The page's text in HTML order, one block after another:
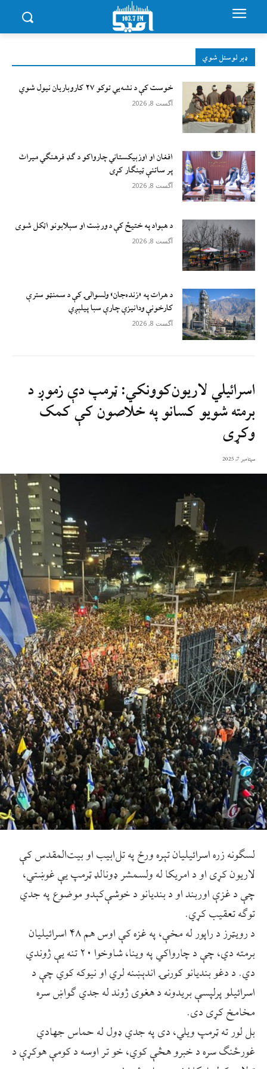
ډېر لوستل شوي
خوست کې د نشه‌يي توکو ۲۷ کاروباریان نیول شوي
آگست 8, 2026
افغان او اوزبیکستاني چارواکو د ګډ فرهنګي میراث
پر ساتنې ټینګار کړی
آگست 8, 2026
د هېواد په ختیځ کې د ورښت او سېلابونو اټکل شوی
آگست 8, 2026
د هرات په «زنده‌جان» ولسوالۍ کې د سمنټو سترې
کارخونې ودانیزې چارې سبا پیلېږي
آگست 8, 2026
اسرائيلي لاريون‌کوونکي: ټرمپ دې زموږ د
برمته شويو کسانو په خلاصون کې کمک
وکړی
سپتامبر 7, 2025
لسګونه زره اسرائيليان تېره ورځ په تل‌ابیب او بیت‌المقدس کې
لاريون کړی او د امریکا له ولسمشر ډونالډ ټرمپ یې غوښتي،
چې د غزې اوربند او د بندیانو د خوشې‌کېدو موضوع په جدي
توګه تعقیب کړي.
د رویټرز د راپور له مخې، په غزه کې اوس هم ۴۸ اسرائيليان
برمته دي، چې د چارواکي په وينا، شاوخوا ۲۰ تنه یې ژوندي
دي. د دغو بندیانو کورنۍ اندېښنه لري او نیوکه کوي چې د
اسرائيلو پرلپسې بریدونه د هغوی ژوند له جدي ګواښ سره
مخامخ کړی دی.
بل لور ته ټرمپ ویلي، دی په جدي ډول له حماس جهادي
غورځنګ سره د خبرو هڅې کوي، خو تر اوسه د کومې هوکړې د